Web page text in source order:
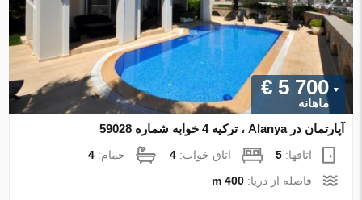
€ 5 700
ماهانه
آپارتمان در Alanya ، ترکیه 4 خوابه شماره 59028
اتاقها:5 اتاق خواب:4 حمام:4
فاصله از دریا:400 m